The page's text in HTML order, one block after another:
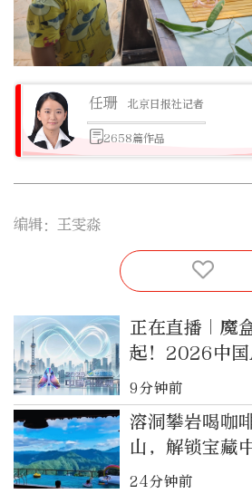
任珊 北京日报社记者
2658篇作品
编辑：王雯淼
正在直播｜魔
起！2026中
9分钟前
溶洞攀岩喝咖
山，解锁宝藏
验
24分钟前